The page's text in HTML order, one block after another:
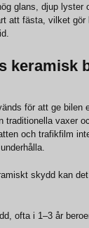
glans, djup lyster
att fästa, vilket gör
keramisk
för att ge bilen
traditionella vaxer
och trafikfilm
skydd kan
ofta i 1–3 år